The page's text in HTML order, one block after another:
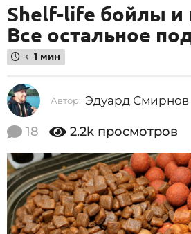
6
.
0
5
.
2
0
9
2
6
.
Shelf-life бойлы и
Все остальное
1 мин
Автор: Эдуард Смирнов
18 2.2k просмотров